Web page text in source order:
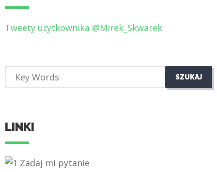
Tweety użytkownika @Mirek_Skwarek
LINKI